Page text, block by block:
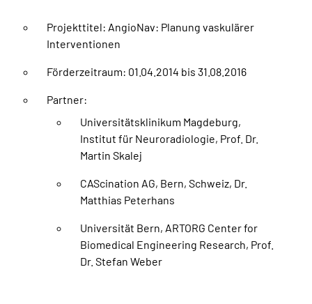
Projekttitel: AngioNav: Planung vaskulärer
Interventionen
Förderzeitraum: 01.04.2014 bis 31.08.2016
Partner:
Universitätsklinikum Magdeburg,
Institut für Neuroradiologie, Prof. Dr.
Martin Skalej
CAScination AG, Bern, Schweiz, Dr.
Matthias Peterhans
Universität Bern, ARTORG Center for
Biomedical Engineering Research, Prof.
Dr. Stefan Weber